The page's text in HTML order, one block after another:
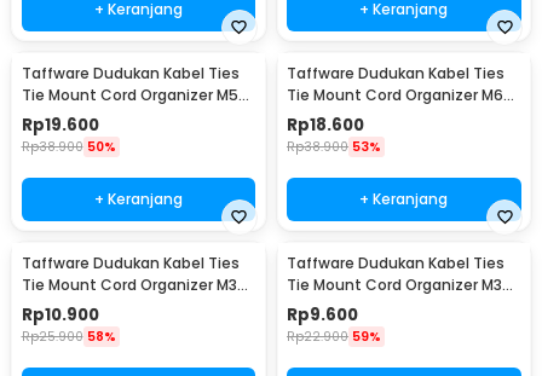
+ Keranjang + Keranjang
Taffware Dudukan Kabel Ties
Tie Mount Cord Organizer M5
100PCS - HC-2S
Rp19.600
Rp38.900 50%
+ Keranjang
Taffware Dudukan Kabel Ties
Tie Mount Cord Organizer M6
100 PCS - HC-2
Rp18.600
Rp38.900 53%
+ Keranjang
Taffware Dudukan Kabel Ties
Tie Mount Cord Organizer M3
100 PCS - HC-1
Rp10.900
Rp25.900 58%
Taffware Dudukan Kabel Ties
Tie Mount Cord Organizer M3
100PCS - HC-1
Rp9.600
Rp22.900 59%